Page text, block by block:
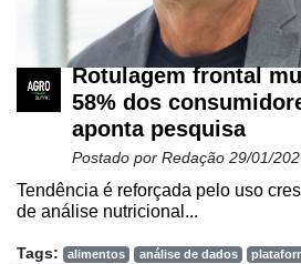
Rotulagem frontal
58% dos
aponta pesquisa
Postado por Redação 29/01/
Tendência é reforçada pelo uso
de análise nutricional...
Tags: alimentos análise de dados